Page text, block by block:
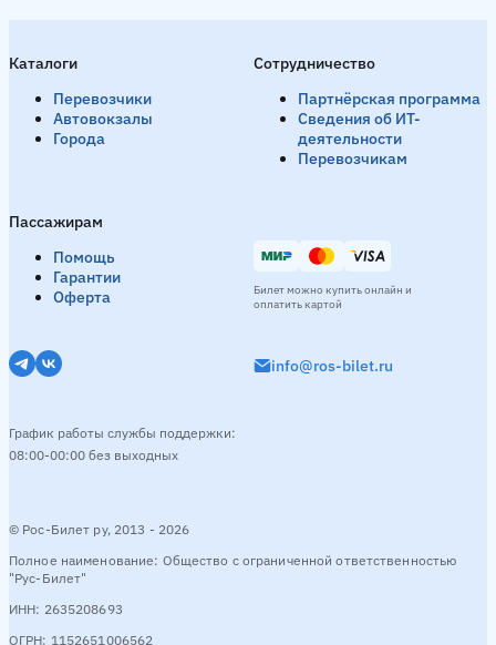
Каталоги
Перевозчики
Автовокзалы
Города
Пассажирам
Помощь
Гарантии
Оферта
Сотрудничество
Партнёрская программа
Сведения об ИТ-
деятельности
Перевозчикам
© Рос-Билет ру, 2013 - 2026
Полное наименование: Общество с ограниченной ответственностью
"Рус-Билет"
ИНН: 2635208693
ОГРН: 1152651006562
info@ros-bilet.ru
График работы службы поддержки:
08:00-00:00 без выходных
Билет можно купить онлайн и
оплатить картой